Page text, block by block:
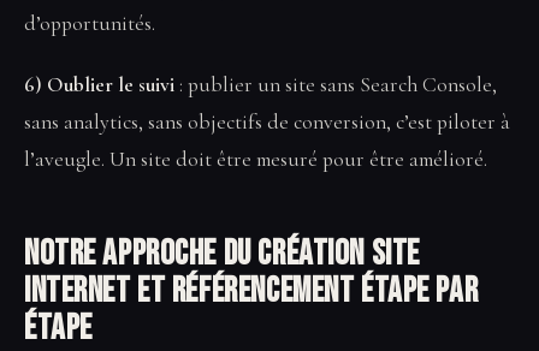
d’opportunités.
6) Oublier le suivi : publier un site sans Search Console,
sans analytics, sans objectifs de conversion, c’est piloter à
l’aveugle. Un site doit être mesuré pour être amélioré.
Notre approche du Création site
internet et référencement étape par
étape